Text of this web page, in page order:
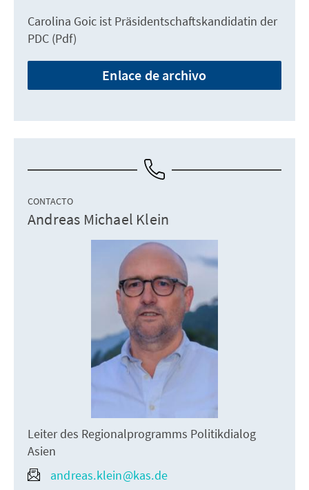
Carolina Goic ist Präsidentschaftskandidatin der
PDC (Pdf)
Enlace de archivo
CONTACTO
Andreas Michael Klein
Leiter des Regionalprogramms Politikdialog
Asien
andreas.klein@kas.de